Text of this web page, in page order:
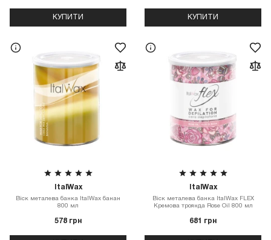
КУПИТИ КУПИТИ
ItalWax
Віск металева банка ItalWax банан
800 мл
578 грн
ItalWax
Віск металева банка ItalWax FLEX
Кремова троянда Rose Oil 800 мл
681 грн